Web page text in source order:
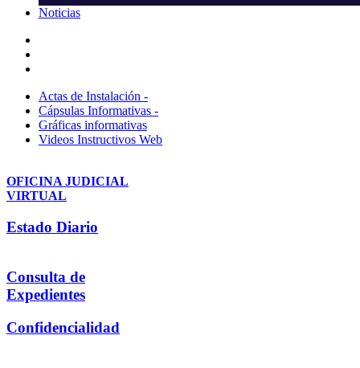
Noticias
Actas de Instalación -
Cápsulas Informativas -
Gráficas informativas
Videos Instructivos Web
OFICINA JUDICIAL
VIRTUAL
Estado Diario
Consulta de
Expedientes
Confidencialidad